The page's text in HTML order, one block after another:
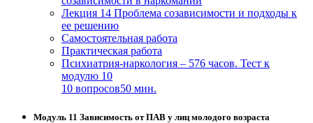
Лекция 14 Проблема созависимости и подходы к
ее решению
Самостоятельная работа
Практическая работа
Психиатрия-наркология – 576 часов. Тест к
модулю 10
10 вопросов50 мин.
Модуль 11 Зависимость от ПАВ у лиц молодого возраста